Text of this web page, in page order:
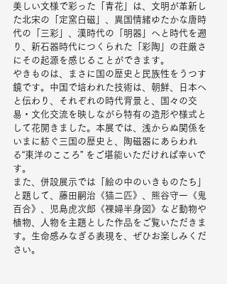
美しい文様で彩った「青花」は、文明が革新し
た北宋の「定窯白磁」、異国情緒ゆたかな唐時
代の「三彩」、漢時代の「明器」へと時代を遡
り、新石器時代につくられた「彩陶」の荘厳さ
にその起源を感じることができます。
やきものは、まさに国の歴史と民族性をうつす
鏡です。中国で培われた技術は、朝鮮、日本へ
と伝わり、それぞれの時代背景と、国々の交
易・文化交流を映しながら特有の造形や様式と
して花開きました。本展では、浅からぬ関係を
いまに紡ぐ三国の歴史と、陶磁器にあらわれ
る“東洋のこころ” をご堪能いただければ幸いで
す。
また、併設展示では「絵の中のいきものたち」
と題して、藤田嗣治《猫二匹》、熊谷守一《鬼
百合》、児島虎次郎《裸婦半身図》など動物や
植物、人物を主題とした作品をご覧いただきま
す。生命感みなぎる表現を、ぜひお楽しみくだ
さい。